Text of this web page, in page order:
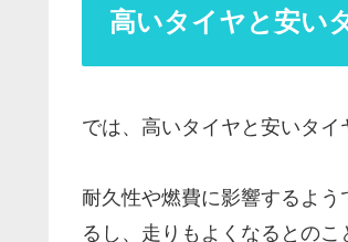
高いタイヤと安い
では、高いタイヤと安いタイ
耐久性や燃費に影響するよ
るし、走りもよくなるとの